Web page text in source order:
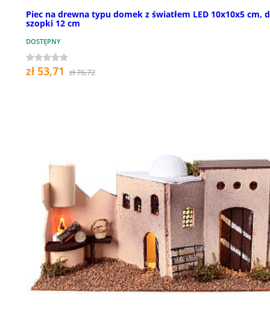
Piec na drewna typu domek z światłem LED 10x10x5 cm,
szopki 12 cm
DOSTĘPNY
zł 53,71 zł 76,72